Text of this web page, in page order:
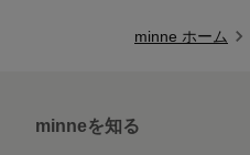
minne ホーム
minneを知る